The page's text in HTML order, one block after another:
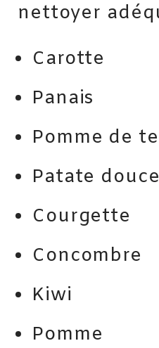
nettoyer
Carotte
Panais
Pomme de
Patate douce
Courgette
Concombre
Kiwi
Pomme